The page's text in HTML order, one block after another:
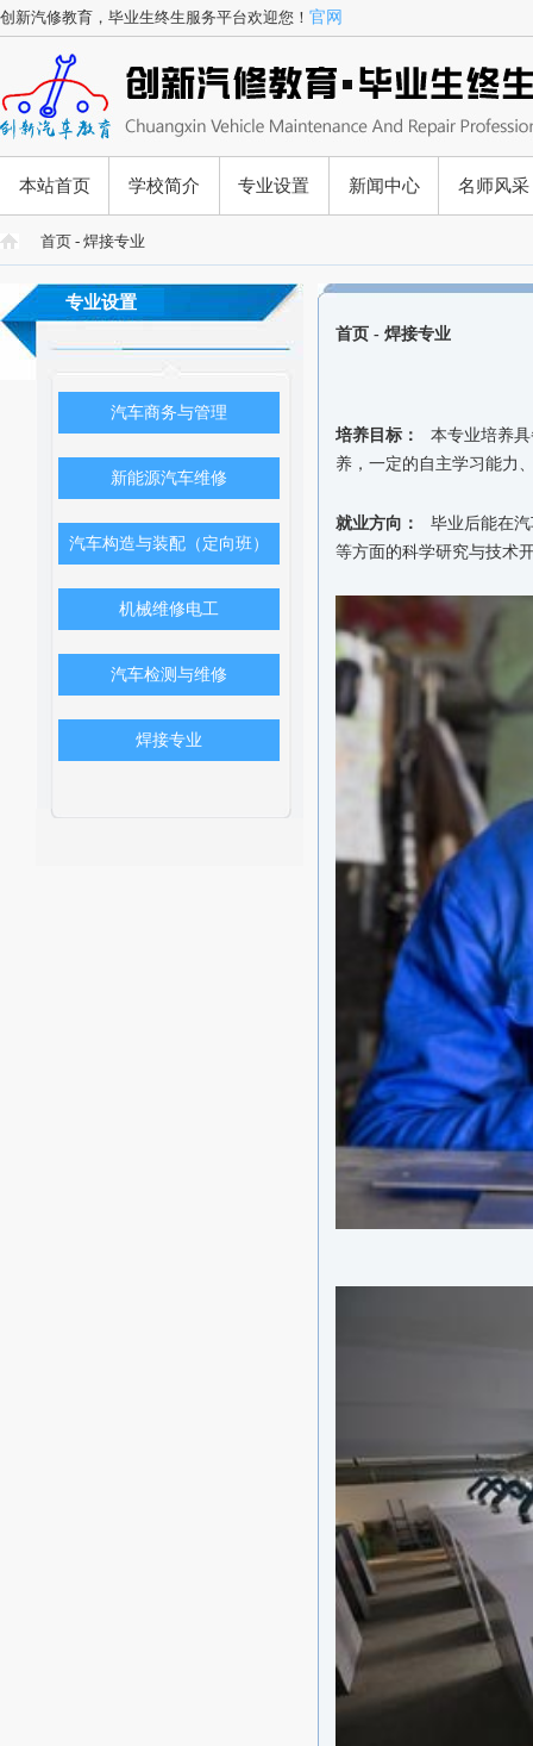
创新汽修教育，毕业生终生服务平台欢迎您！ 官网
本站首页 学校简介 专业设置 新闻中心 名师风采
首页 - 焊接专业
专业设置
汽车商务与管理
新能源汽车维修
汽车构造与装配（定向班）
机械维修电工
汽车检测与维修
焊接专业
首页 - 焊接专业
培养目标：
本专业培养
养，一定的自主学习能力
就业方向：
毕业后能在
等方面的科学研究与技术